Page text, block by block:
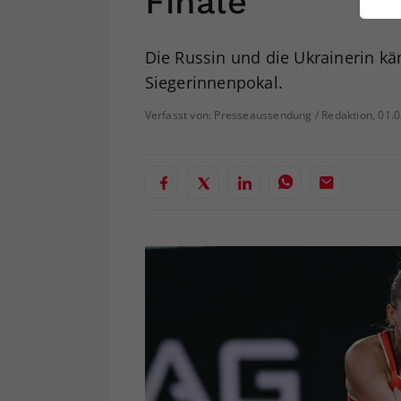
Die Russin und die Ukrainerin
Siegerinnenpokal.
Verfasst von: Presseaussendung / Redaktion,